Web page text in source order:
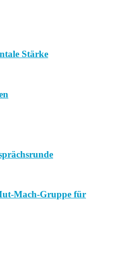
Stärke
Mach-Gruppe für